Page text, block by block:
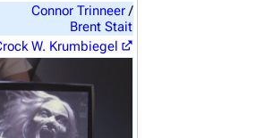
hochladen
Serien
Connor Trinneer /
Brent Stait
W. Krumbiegel